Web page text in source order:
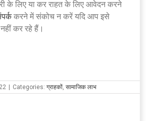
के लिए या कर राहत के लिए आवेदन करने
करने में संकोच न करें यदि आप इसे
कर रहे हैं।
Categories: ग्राहकों, सामाजिक लाभ